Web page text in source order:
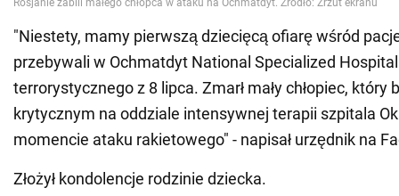
"Niestety, mamy pierwszą dziecięcą ofiarę wśród
przebywali w Ochmatdyt National Specialized
terrorystycznego z 8 lipca. Zmarł mały chłopiec, który
krytycznym na oddziale intensywnej terapii szpitala
momencie ataku rakietowego" - napisał urzędnik na
Złożył kondolencje rodzinie dziecka.